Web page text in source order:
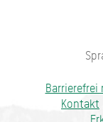
Barrierefrei
Kontakt